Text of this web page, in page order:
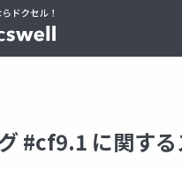
#cf9.1 に関す